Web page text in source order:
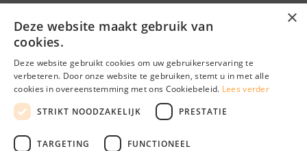
Werken bij Bas Boer Noten
Contact
©1974 - 2026 Bas Boer Noten
×
Deze website maakt gebruik van
cookies.
Deze website gebruikt cookies om uw gebruikerservaring te
verbeteren. Door onze website te gebruiken, stemt u in met alle
cookies in overeenstemming met ons Cookiebeleid. Lees verder
STRIKT NOODZAKELIJK
PRESTATIE
TARGETING FUNCTIONEEL